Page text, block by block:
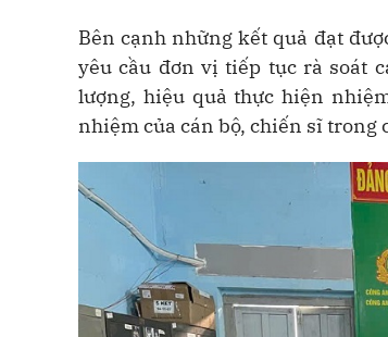
Bên cạnh những kết quả đạt
yêu cầu đơn vị tiếp tục rà soát
lượng, hiệu quả thực hiện
nhiệm của cán bộ, chiến sĩ trong